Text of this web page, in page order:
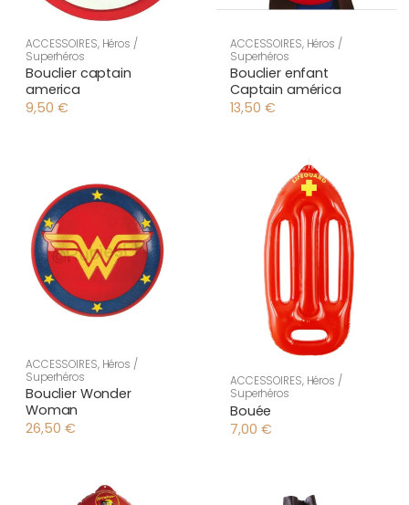
ACCESSOIRES, Héros /
Superhéros
Bouclier captain
america
9,50 €
ACCESSOIRES, Héros /
Superhéros
Bouclier enfant
Captain américa
13,50 €
ACCESSOIRES, Héros /
Superhéros
Bouclier Wonder
Woman
26,50 €
ACCESSOIRES, Héros /
Superhéros
Bouée
7,00 €